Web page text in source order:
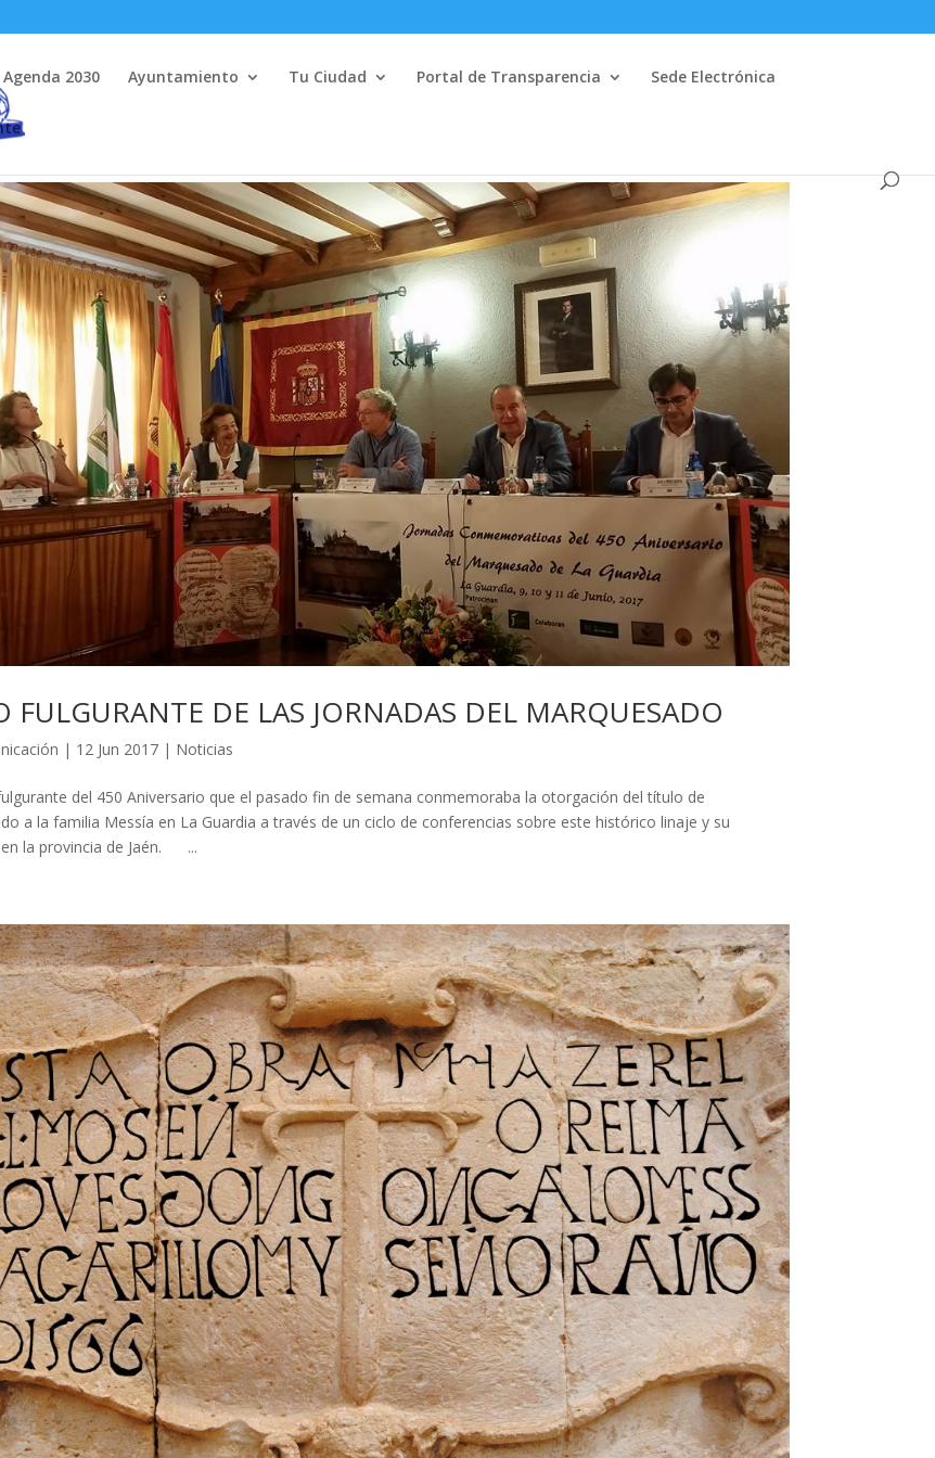
Agenda 2030 Ayuntamiento Tu Ciudad Portal de Transparencia Sede Electrónica
FULGURANTE DE LAS JORNADAS DEL MARQUESADO
| 12 Jun 2017| Noticias
del 450 Aniversario que el pasado fin de semana conmemoraba la otorgación del título de
a la familia Messía en La Guardia a través de un ciclo de conferencias sobre este histórico linaje y su
la provincia de Jaén. ...